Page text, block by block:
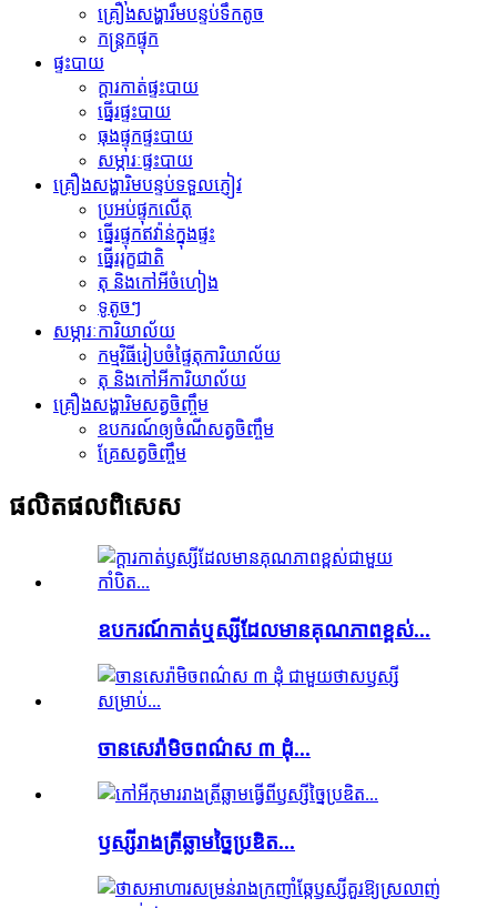
គ្រឿងសង្ហារឹមបន្ទប់ទឹកតូច
កន្ត្រកផ្ទុក
ផ្ទះបាយ
ក្តារកាត់ផ្ទះបាយ
ធ្នើរផ្ទះបាយ
ធុងផ្ទុកផ្ទះបាយ
សម្ភារៈផ្ទះបាយ
គ្រឿងសង្ហារិមបន្ទប់ទទួលភ្ញៀវ
ប្រអប់ផ្ទុកលើតុ
ធ្នើរផ្ទុកឥវ៉ាន់ក្នុងផ្ទះ
ធ្នើររុក្ខជាតិ
តុ និងកៅអីចំហៀង
ទូតូចៗ
សម្ភារៈការិយាល័យ
កម្មវិធីរៀបចំផ្ទៃតុការិយាល័យ
តុ និងកៅអីការិយាល័យ
គ្រឿងសង្ហារិមសត្វចិញ្ចឹម
ឧបករណ៍​ឲ្យ​ចំណី​សត្វ​ចិញ្ចឹម
គ្រែសត្វចិញ្ចឹម
ផលិតផល​ពិសេស
ឧបករណ៍កាត់ឬស្សីដែលមានគុណភាពខ្ពស់...
ចានសេរ៉ាមិចពណ៌ស ៣ ដុំ...
ឫស្សី​រាង​ត្រីឆ្លាម​ច្នៃប្រឌិត...